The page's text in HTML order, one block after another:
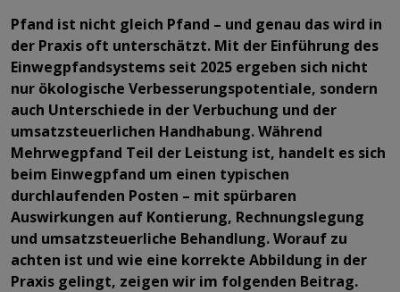
Pfand ist nicht gleich Pfand – und genau das wird in
der Praxis oft unterschätzt. Mit der Einführung des
Einwegpfandsystems seit 2025 ergeben sich nicht
nur ökologische Verbesserungspotentiale, sondern
auch Unterschiede in der Verbuchung und der
umsatzsteuerlichen Handhabung. Während
Mehrwegpfand Teil der Leistung ist, handelt es sich
beim Einwegpfand um einen typischen
durchlaufenden Posten – mit spürbaren
Auswirkungen auf Kontierung, Rechnungslegung
und umsatzsteuerliche Behandlung. Worauf zu
achten ist und wie eine korrekte Abbildung in der
Praxis gelingt, zeigen wir im folgenden Beitrag.